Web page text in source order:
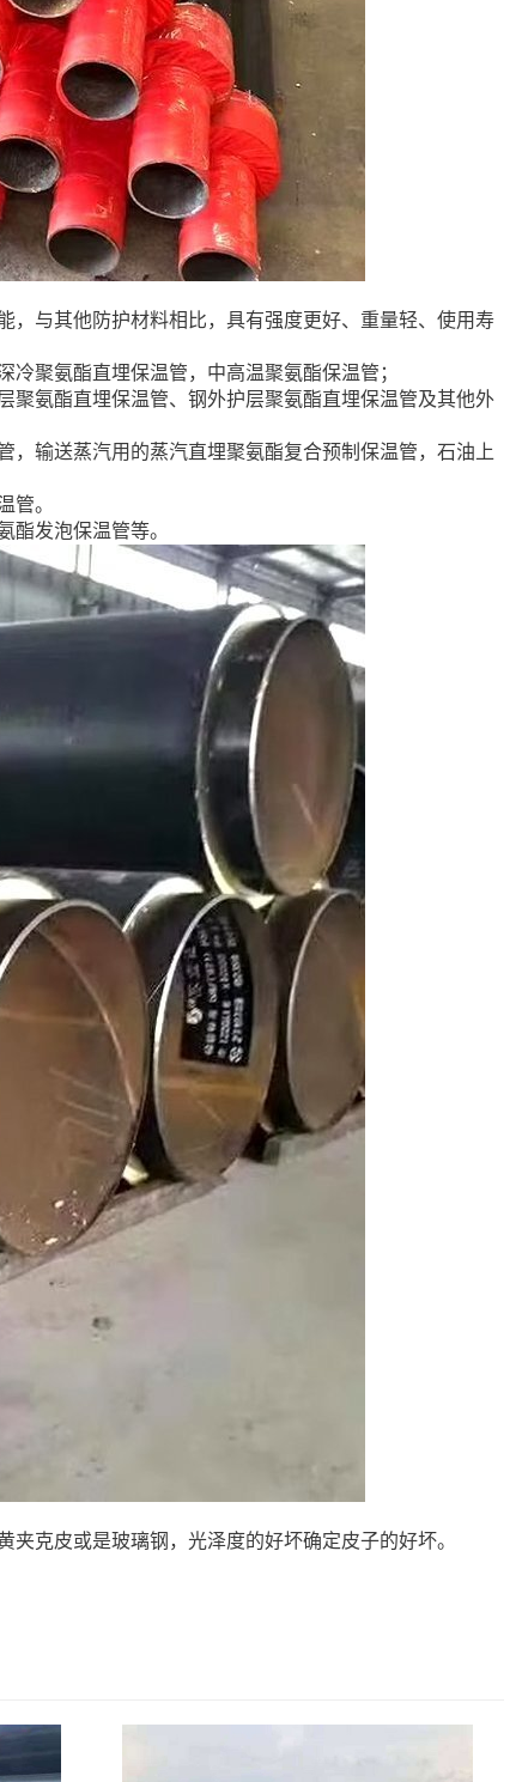
，与其他防护材料相比，具有强度更好、重量轻、使用寿
聚氨酯直埋保温管，中高温聚氨酯保温管；
聚氨酯直埋保温管、钢外护层聚氨酯直埋保温管及其他外
，输送蒸汽用的蒸汽直埋聚氨酯复合预制保温管，石油上
管。
酯发泡保温管等。
黄夹克皮或是玻璃钢，光泽度的好坏确定皮子的好坏。